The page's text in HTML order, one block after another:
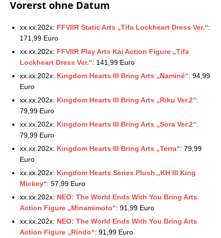
Square Enix Store: Aktuelle Vorbestellungen –
Square Enix Store: Aktuelle Vorbestellungen –
07.05.2021
Square Enix Store: Aktuelle Vorbestellungen –
21.05.2021
Square Enix Store: Aktuelle Vorbestellungen –
04.06.2021
Square Enix Store: Aktuelle Vorbestellungen –
11.06.2021
Square Enix Store: Aktuelle Vorbestellungen –
21.06.2021
Square Enix Store: Aktuelle Vorbestellungen –
02.07.2021
Square Enix Store: Aktuelle Vorbestellungen –
09.07.2021
Square Enix Store: Aktuelle Vorbestellungen –
16.07.2021
Vorerst ohne Datum
xx.xx.202x: FFVIIR Static Arts „Tifa Lockheart Dress Ver.“:
171,99 Euro
xx.xx.202x: FFVIIR Play Arts Kai Action Figure „Tifa
Lockheart Dress Ver.“: 141,99 Euro
xx.xx.202x: Kingdom Hearts III Bring Arts „Naminé“: 94,99
Euro
xx.xx.202x: Kingdom Hearts III Bring Arts „Riku Ver.2“:
79,99 Euro
xx.xx.202x: Kingdom Hearts III Bring Arts „Sora Ver.2“:
79,99 Euro
xx.xx.202x: Kingdom Hearts III Bring Arts „Terra“: 79,99
Euro
xx.xx.202x: Kingdom Hearts Series Plush „KH III King
Mickey“: 57,99 Euro
xx.xx.202x: NEO: The World Ends With You Bring Arts
Action Figure „Minamimoto“: 91,99 Euro
xx.xx.202x: NEO: The World Ends With You Bring Arts
Action Figure „Rindo“: 91,99 Euro